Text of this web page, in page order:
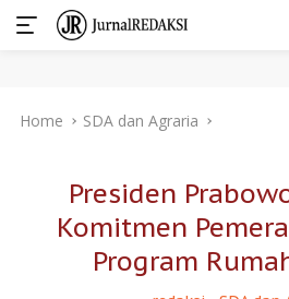
Home SDA dan Agraria
Presiden
Komitmen
Program